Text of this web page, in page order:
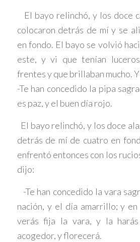
El bayo relinchó, y los doce
colocaron detrás de mí y se
en fondo. El bayo se volvió
este, y vi que tenían
frentes y que brillaban mucho.
-Te han concedido la pipa
es paz, y el buen día rojo.
El bayo relinchó, y los doce
detrás de mí de cuatro en
enfrentó entonces con los
dijo:
-Te han concedido la vara
nación, y el día amarrillo; y
verás fija la vara, y la
acogedor, y florecerá.